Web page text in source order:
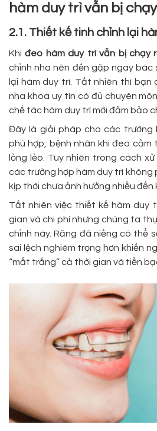
hàm duy trì vẫn bị
2.1. Thiết kế tinh chỉnh lại
Khiđeo hàm duy trì vẫn bị chạy
chỉnh nha nên đến gặp ngay bác
lại hàm duy trì. Tất nhiên thì bạn
nha khoa uy tín có đủ chuyên
chế tác hàm duy trì mới đảm bảo
Đây là giải pháp cho các trường
phù hợp, bệnh nhân khi đeo
lỏng lẻo. Tuy nhiên trong cách
các trường hợp hàm duy trì không
kịp thời chưa ảnh hưởng nhiều đến
Tất nhiên việc thiết kế hàm duy
gian và chi phí nhưng chúng ta
chỉnh này. Răng đã niềng có thể
sai lệch nghiêm trọng hơn khiến
“mất trắng” cả thời gian và tiền